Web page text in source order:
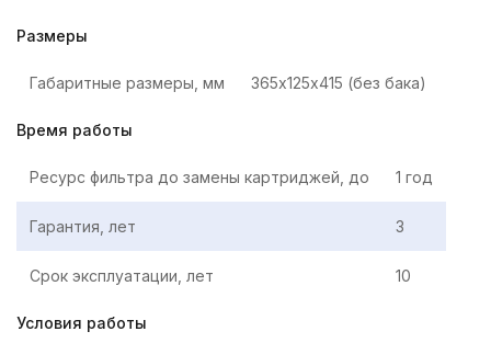
Размеры
Габаритные размеры, мм 365х125х415 (без бака)
Время работы
Ресурс фильтра до замены картриджей, до 1 год
Гарантия, лет 3
Срок эксплуатации, лет 10
Условия работы